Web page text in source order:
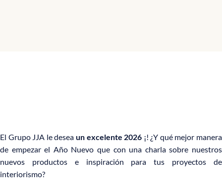
El Grupo JJA le desea un excelente 2026 ¡! ¿Y qué mejor manera
de empezar el Año Nuevo que con una charla sobre nuestros
nuevos productos e inspiración para tus proyectos de
interiorismo?